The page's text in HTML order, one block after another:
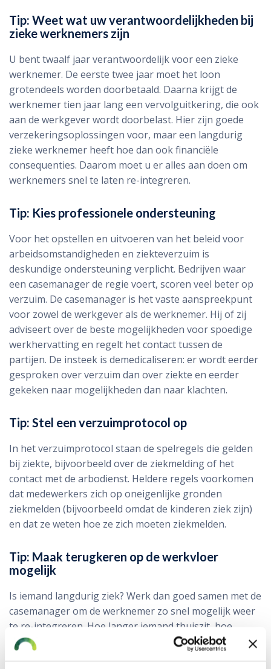
Tip: Weet wat uw verantwoordelijkheden bij
zieke werknemers zijn
U bent twaalf jaar verantwoordelijk voor een zieke
werknemer. De eerste twee jaar moet het loon
grotendeels worden doorbetaald. Daarna krijgt de
werknemer tien jaar lang een vervolguitkering, die ook
aan de werkgever wordt doorbelast. Hier zijn goede
verzekeringsoplossingen voor, maar een langdurig
zieke werknemer heeft hoe dan ook financiële
consequenties. Daarom moet u er alles aan doen om
werknemers snel te laten re-integreren.
Tip: Kies professionele ondersteuning
Voor het opstellen en uitvoeren van het beleid voor
arbeidsomstandigheden en ziekteverzuim is
deskundige ondersteuning verplicht. Bedrijven waar
een casemanager de regie voert, scoren veel beter op
verzuim. De casemanager is het vaste aanspreekpunt
voor zowel de werkgever als de werknemer. Hij of zij
adviseert over de beste mogelijkheden voor spoedige
werkhervatting en regelt het contact tussen de
partijen. De insteek is demedicaliseren: er wordt eerder
gesproken over verzuim dan over ziekte en eerder
gekeken naar mogelijkheden dan naar klachten.
Tip: Stel een verzuimprotocol op
In het verzuimprotocol staan de spelregels die gelden
bij ziekte, bijvoorbeeld over de ziekmelding of het
contact met de arbodienst. Heldere regels voorkomen
dat medewerkers zich op oneigenlijke gronden
ziekmelden (bijvoorbeeld omdat de kinderen ziek zijn)
en dat ze weten hoe ze zich moeten ziekmelden.
Tip: Maak terugkeren op de werkvloer
mogelijk
Is iemand langdurig ziek? Werk dan goed samen met de
casemanager om de werknemer zo snel mogelijk weer
te re-integreren. Hoe langer iemand thuiszit, hoe
lastiger het wordt om weer terug te keren naar het
werk. Probeer zieke medewerkers daarom zo snel